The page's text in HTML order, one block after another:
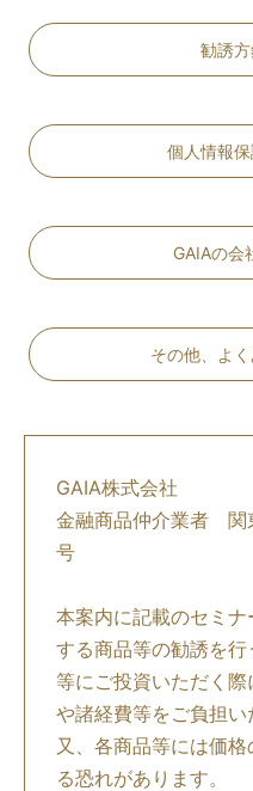
勧誘
個人情報
GAIAの会
その他、よ
GAIA株式会社
金融商品仲介業者 関
号
本案内に記載のセミ
する商品等の勧誘を
等にご投資いただく
や諸経費等をご負担い
又、各商品等には価
る恐れがあります。